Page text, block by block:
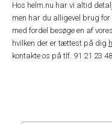
Hos helm.nu har vi altid
men har du alligevel brug
med fordel besøge en af
hvilken der er tættest på dig
kontakte os på tlf. 91 21 23